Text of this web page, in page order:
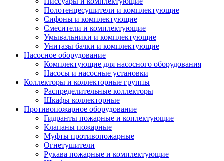
Полотенцесушители и комплектующие
Сифоны и комплектующие
Смесители и комплектующие
Умывальники и комплектующие
Унитазы бачки и комплектующие
Насосное оборудование
Комплектующие для насосного оборудования
Насосы и насосные установки
Коллекторы и коллекторные группы
Распределительные коллекторы
Шкафы коллекторные
Противопожарное оборудование
Гидранты пожарные и коплектующие
Клапаны пожарные
Муфты противопожарные
Огнетушители
Рукава пожарные и комплектующие